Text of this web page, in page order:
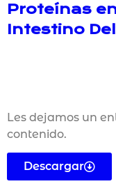
Proteínas
Intestino
Les dejamos un
contenido.
Descargar